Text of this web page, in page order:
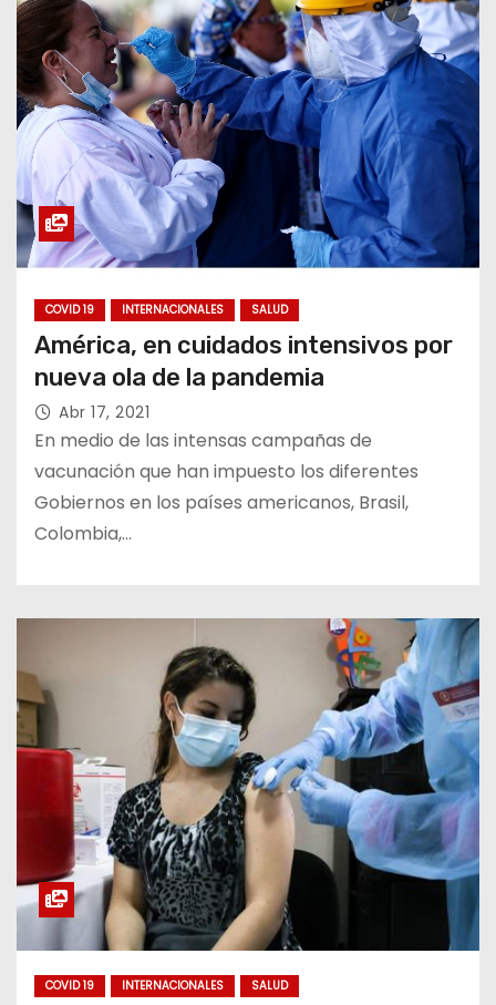
COVID 19 INTERNACIONALES SALUD
América, en cuidados intensivos por
nueva ola de la pandemia
Abr 17, 2021
En medio de las intensas campañas de
vacunación que han impuesto los diferentes
Gobiernos en los países americanos, Brasil,
Colombia,…
COVID 19 INTERNACIONALES SALUD